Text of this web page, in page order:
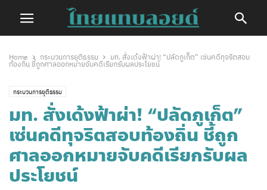
Home กระบวนการยุติธรรม
มท. สั่งเด้งฟ้าผ่า! “ปลัดภูเก็ต” เซ่นคดีทุจริตสอบ
ท้องถิ่น ชี้ถูกศาลออกหมายจับคดีเรียกรับผลประโยชน์
กระบวนการยุติธรรม
มท. สั่งเด้งฟ้าผ่า! “ปลัดภูเก็ต”
เซ่นคดีทุจริตสอบท้องถิ่น ชี้ถูก
ศาลออกหมายจับคดีเรียกรับผล
ประโยชน์